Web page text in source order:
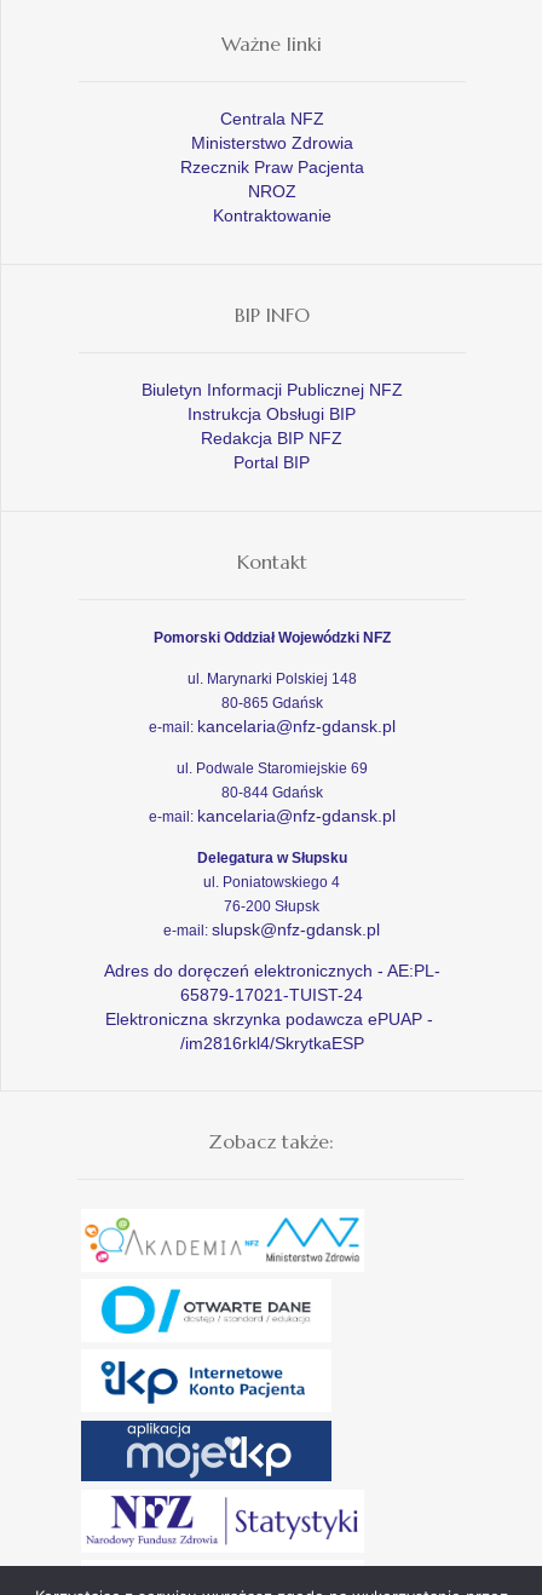
Ważne linki
Centrala NFZ
Ministerstwo Zdrowia
Rzecznik Praw Pacjenta
NROZ
Kontraktowanie
BIP INFO
Biuletyn Informacji Publicznej NFZ
Instrukcja Obsługi BIP
Redakcja BIP NFZ
Portal BIP
Kontakt
Pomorski Oddział Wojewódzki NFZ
ul. Marynarki Polskiej 148
80-865 Gdańsk
e-mail: kancelaria@nfz-gdansk.pl
ul. Podwale Staromiejskie 69
80-844 Gdańsk
e-mail: kancelaria@nfz-gdansk.pl
Delegatura w Słupsku
ul. Poniatowskiego 4
76-200 Słupsk
e-mail: slupsk@nfz-gdansk.pl
Adres do doręczeń elektronicznych - AE:PL-
65879-17021-TUIST-24
Elektroniczna skrzynka podawcza ePUAP -
/im2816rkl4/SkrytkaESP
Zobacz także: